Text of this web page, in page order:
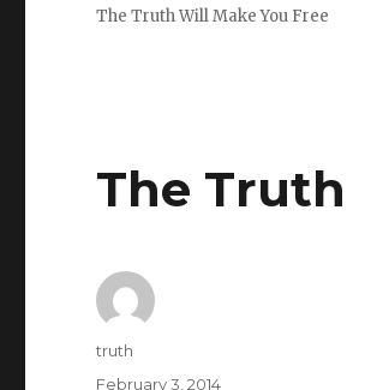
The Truth Will Make You Free
The Truth
Author
truth
Posted
February 3, 2014